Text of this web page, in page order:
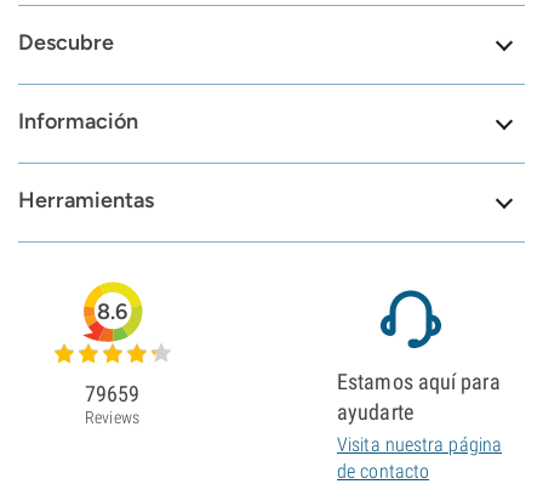
Descubre
Información
Herramientas
8.6
79659
Reviews
Estamos aquí para
ayudarte
Visita nuestra página
de contacto